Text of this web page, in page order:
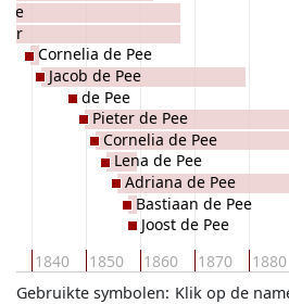
1840 1850 1860 1870 1880
Cornelia de Pee
Jacob de Pee
de Pee
Pieter de Pee
Cornelia de Pee
Lena de Pee
Adriana de Pee
Bastiaan de Pee
Joost de Pee
Klik op de
Gebruikte symbolen: